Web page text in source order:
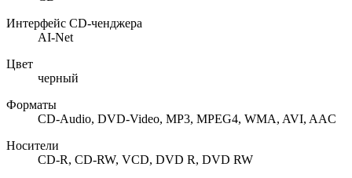
Интерфейс CD-ченджера
AI-Net
Цвет
черный
Форматы
CD-Audio, DVD-Video, MP3, MPEG4, WMA, AVI, AAC
Носители
CD-R, CD-RW, VCD, DVD R, DVD RW